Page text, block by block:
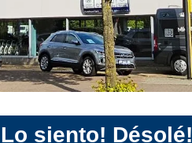
siento! Désolé!